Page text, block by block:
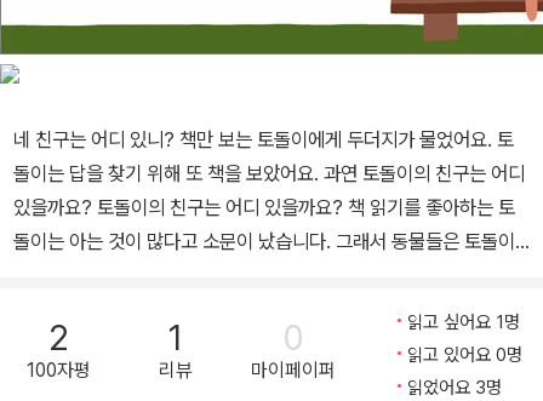
네 친구는 어디 있니? 책만 보는 토돌이에게 두더지가 물었어요. 토
돌이는 답을 찾기 위해 또 책을 보았어요. 과연 토돌이의 친구는 어디
있을까요? 토돌이의 친구는 어디 있을까요? 책 읽기를 좋아하는 토
돌이는 아는 것이 많다고 소문이 났습니다. 그래서 동물들은 토돌이
것도 몰라?” 하고 대답해 주었습니다. 그러던 어느 날이었어요. 두더
지가 물었습니다. “토돌아, 네 친구는 어디 있니?” 하고요. 토돌이는
대답할 수 없었습니다. 그도 그럴 것이 토돌이 곁에는 친구가 아무도
2
100자평
1
리뷰
0
마이페이퍼
읽고 싶어요 1명
읽고 있어요 0명
읽었어요 3명